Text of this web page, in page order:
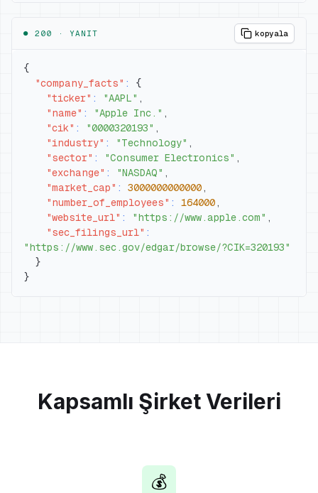
● 200 · YANIT kopyala
{
"company_facts" :
{
"ticker" : "AAPL" ,
"name" : "Apple Inc." ,
"cik" : "0000320193" ,
"industry" : "Technology" ,
"sector" : "Consumer Electronics" ,
"exchange" : "NASDAQ" ,
"market_cap" : 3000000000000 ,
"number_of_employees" : 164000 ,
"website_url" : "https://www.apple.com" ,
"sec_filings_url" :
"https://www.sec.gov/edgar/browse/?CIK=320193"
}
}
Kapsamlı Şirket Verileri
💰